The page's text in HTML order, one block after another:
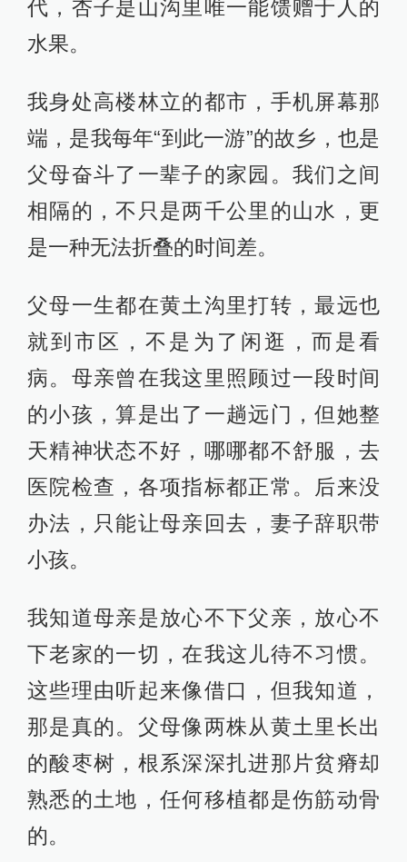
代，杏子是山沟里唯一能馈赠于人的
水果。
我身处高楼林立的都市，手机屏幕那
端，是我每年“到此一游”的故乡，也是
父母奋斗了一辈子的家园。我们之间
相隔的，不只是两千公里的山水，更
是一种无法折叠的时间差。
父母一生都在黄土沟里打转，最远也
就到市区，不是为了闲逛，而是看
病。母亲曾在我这里照顾过一段时间
的小孩，算是出了一趟远门，但她整
天精神状态不好，哪哪都不舒服，去
医院检查，各项指标都正常。后来没
办法，只能让母亲回去，妻子辞职带
小孩。
我知道母亲是放心不下父亲，放心不
下老家的一切，在我这儿待不习惯。
这些理由听起来像借口，但我知道，
那是真的。父母像两株从黄土里长出
的酸枣树，根系深深扎进那片贫瘠却
熟悉的土地，任何移植都是伤筋动骨
的。